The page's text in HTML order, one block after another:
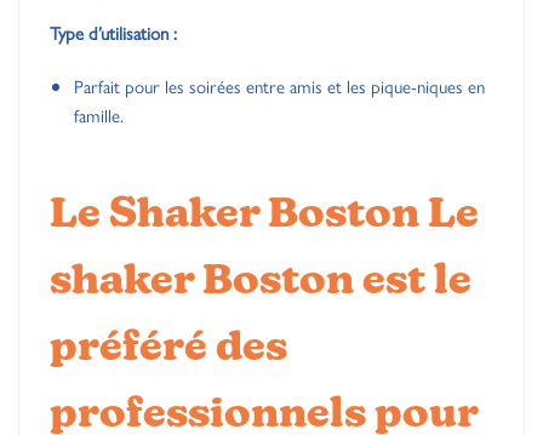
Type d’utilisation :
Parfait pour les soirées entre amis et les pique-niques en
famille.
Le Shaker Boston Le
shaker Boston est le
préféré des
professionnels pour